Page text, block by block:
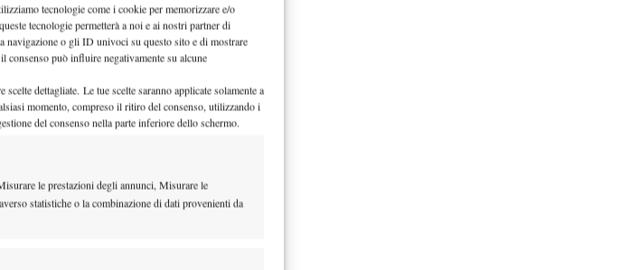
tecnologie come i cookie per memorizzare e/o
tecnologie permetterà a noi e ai nostri partner di
navigazione o gli ID univoci su questo sito e di mostrare
consenso può influire negativamente su alcune
dettagliate. Le tue scelte saranno applicate solamente a
momento, compreso il ritiro del consenso, utilizzando i
del consenso nella parte inferiore dello schermo.
le prestazioni degli annunci, Misurare le
statistiche o la combinazione di dati provenienti da
Babos: “Shvedova mi
doppio alle WTA Finals di Singapore, abbiamo